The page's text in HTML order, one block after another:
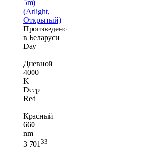
5m)
(Arlight,
Открытый)
Произведено
в Беларуси
Day
|
Дневной
4000
K
Deep
Red
|
Красный
660
nm
3 701 33